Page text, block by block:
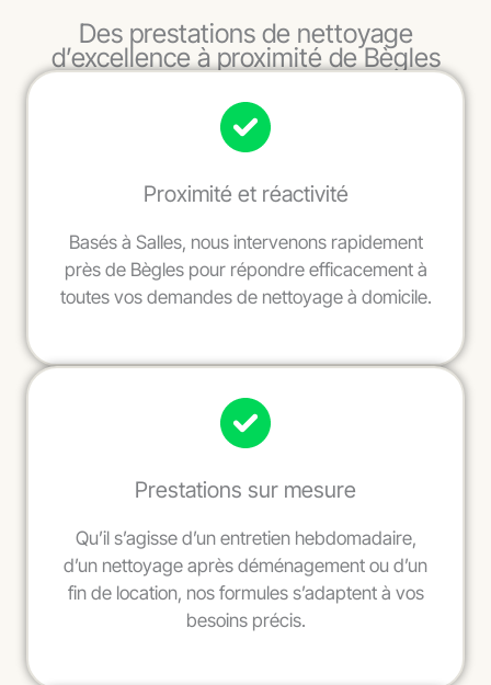
Des prestations de nettoyage
d’excellence à proximité de Bègles
Proximité et réactivité
Basés à Salles, nous intervenons rapidement
près de Bègles pour répondre efficacement à
toutes vos demandes de nettoyage à domicile.
Prestations sur mesure
Qu’il s’agisse d’un entretien hebdomadaire,
d’un nettoyage après déménagement ou d’un
fin de location, nos formules s’adaptent à vos
besoins précis.